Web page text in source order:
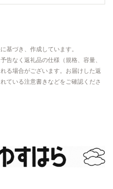
基づき、作成しています。
告なく返礼品の仕様（規格、容量、
る場合がございます。お届けした返
ている注意書きなどをご確認くださ